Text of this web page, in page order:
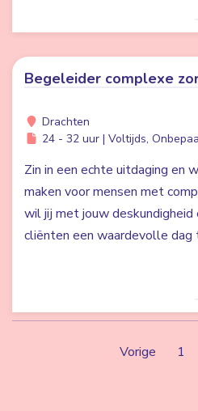
Begeleider complexe
Drachten
24 - 32 uur | Voltijds,
Zin in een echte uitdaging en
maken voor mensen met
wil jij met jouw
cliënten een waardevolle dag
Vorige 1